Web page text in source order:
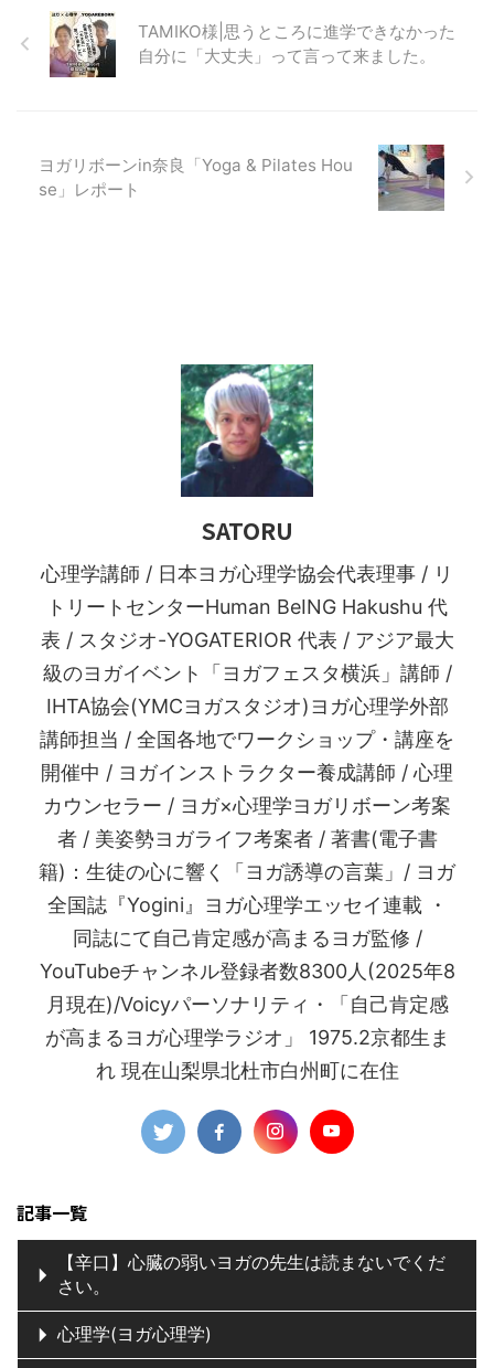
TAMIKO様|思うところに進学できなかった
自分に「大丈夫」って言って来ました。
ヨガリボーンin奈良「Yoga & Pilates Hou
se」レポート
SATORU
心理学講師 / 日本ヨガ心理学協会代表理事 / リ
トリートセンターHuman BeING Hakushu 代
表 / スタジオ-YOGATERIOR 代表 / アジア最大
級のヨガイベント「ヨガフェスタ横浜」講師 /
IHTA協会(YMCヨガスタジオ)ヨガ心理学外部
講師担当 / 全国各地でワークショップ・講座を
開催中 / ヨガインストラクター養成講師 / 心理
カウンセラー / ヨガ×心理学ヨガリボーン考案
者 / 美姿勢ヨガライフ考案者 / 著書(電子書
籍)：生徒の心に響く「ヨガ誘導の言葉」/ ヨガ
全国誌『Yogini』ヨガ心理学エッセイ連載 ・
同誌にて自己肯定感が高まるヨガ監修 /
YouTubeチャンネル登録者数8300人(2025年8
月現在)/Voicyパーソナリティ・「自己肯定感
が高まるヨガ心理学ラジオ」 1975.2京都生ま
れ 現在山梨県北杜市白州町に在住
記事一覧
【辛口】心臓の弱いヨガの先生は読まないでくだ
さい。
心理学(ヨガ心理学)